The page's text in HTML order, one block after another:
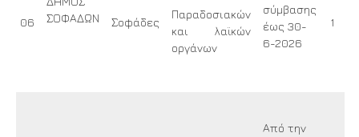
06
ΣΟΦΑΔΩΝ
Σοφάδες
Παραδοσιακών
και λαϊκών
οργάνων
σύμβασης
έως 30-
6-2026
1
Από την